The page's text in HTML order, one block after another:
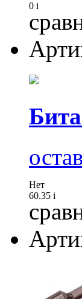
0 i
Нет
60.35 i